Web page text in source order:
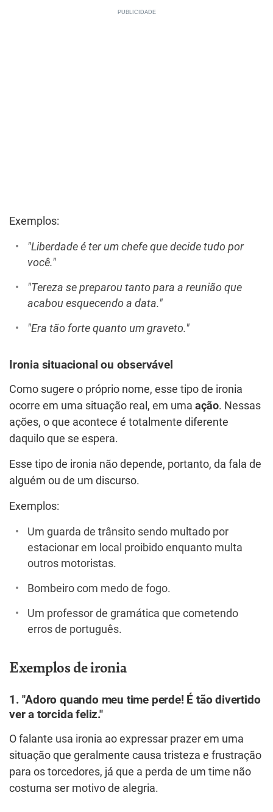
Exemplos:
"Liberdade é ter um chefe que decide tudo por
você."
"Tereza se preparou tanto para a reunião que
acabou esquecendo a data."
"Era tão forte quanto um graveto."
Ironia situacional ou observável
Como sugere o próprio nome, esse tipo de ironia
ocorre em uma situação real, em uma ação. Nessas
ações, o que acontece é totalmente diferente
daquilo que se espera.
Esse tipo de ironia não depende, portanto, da fala de
alguém ou de um discurso.
Exemplos:
Um guarda de trânsito sendo multado por
estacionar em local proibido enquanto multa
outros motoristas.
Bombeiro com medo de fogo.
Um professor de gramática que cometendo
erros de português.
Exemplos de ironia
1. "Adoro quando meu time perde! É tão divertido
ver a torcida feliz."
O falante usa ironia ao expressar prazer em uma
situação que geralmente causa tristeza e frustração
para os torcedores, já que a perda de um time não
costuma ser motivo de alegria.